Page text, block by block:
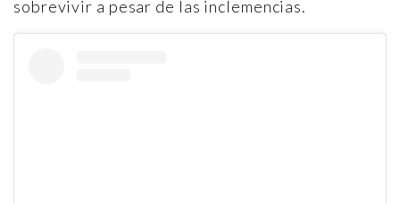
sobrevivir a pesar de las inclemencias.